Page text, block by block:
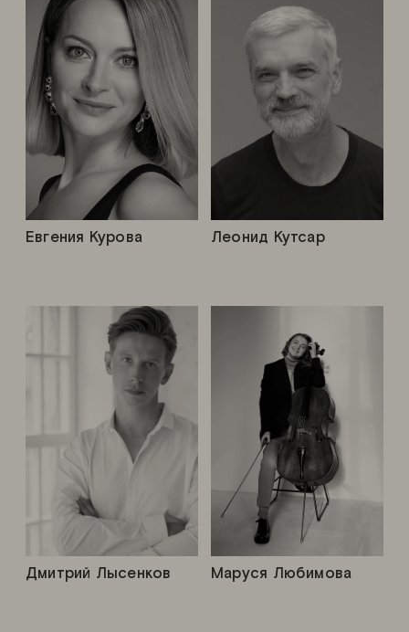
Дмитрий Лысенков Маруся Любимова
Евгения Курова Леонид Кутсар